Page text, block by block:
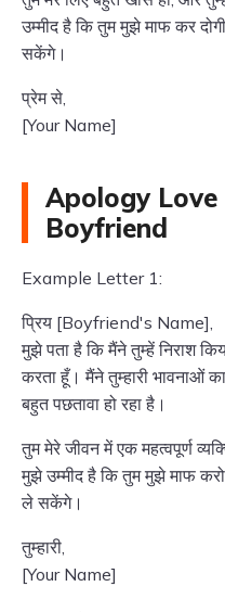
उम्मीद है कि तुम मुझे माफ कर
सकेंगे।
प्रेम से,
[Your Name]
Apology
Boyfriend
Example Letter 1:
प्रिय [Boyfriend's Name],
मुझे पता है कि मैंने तुम्हें निराश
करता हूँ। मैंने तुम्हारी भावनाओं
बहुत पछतावा हो रहा है।
तुम मेरे जीवन में एक महत्वपूर्ण
मुझे उम्मीद है कि तुम मुझे माफ
ले सकेंगे।
तुम्हारी,
[Your Name]